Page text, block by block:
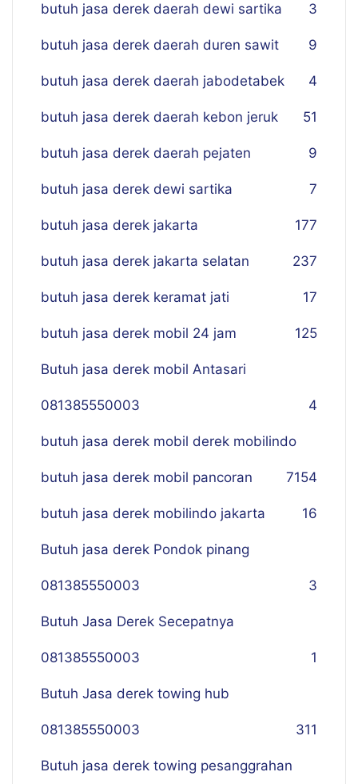
butuh jasa derek daerah dewi sartika 3
butuh jasa derek daerah duren sawit 9
butuh jasa derek daerah jabodetabek 4
butuh jasa derek daerah kebon jeruk 51
butuh jasa derek daerah pejaten 9
butuh jasa derek dewi sartika 7
butuh jasa derek jakarta 177
butuh jasa derek jakarta selatan 237
butuh jasa derek keramat jati 17
butuh jasa derek mobil 24 jam 125
Butuh jasa derek mobil Antasari
081385550003 4
butuh jasa derek mobil derek mobilindo
154
butuh jasa derek mobil pancoran 7
butuh jasa derek mobilindo jakarta 16
Butuh jasa derek Pondok pinang
081385550003 3
Butuh Jasa Derek Secepatnya
081385550003 1
Butuh Jasa derek towing hub
081385550003 311
Butuh jasa derek towing pesanggrahan